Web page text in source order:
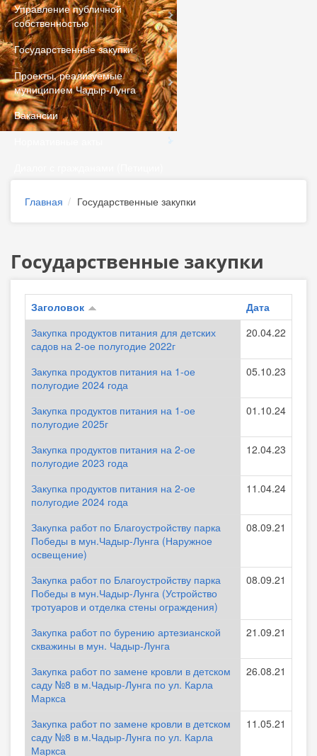
Управление публичной
собственностью
Государственные закупки
Проекты, реализуемые
муниципием Чадыр-Лунга
Вакансии
Главная Государственные закупки
Государственные закупки
Заголовок
Дата
Закупка продуктов питания для детских
садов на 2-ое полугодие 2022г
20.04.22
Закупка продуктов питания на 1-ое
полугодие 2024 года
05.10.23
Закупка продуктов питания на 1-ое
полугодие 2025г
01.10.24
Закупка продуктов питания на 2-ое
полугодие 2023 года
12.04.23
Закупка продуктов питания на 2-ое
полугодие 2024 года
11.04.24
Закупка работ по Благоустройству парка
Победы в мун.Чадыр-Лунга (Наружное
освещение)
08.09.21
Закупка работ по Благоустройству парка
Победы в мун.Чадыр-Лунга (Устройство
тротуаров и отделка стены ограждения)
08.09.21
Закупка работ по бурению артезианской
скважины в мун. Чадыр-Лунга
21.09.21
Закупка работ по замене кровли в детском
саду №8 в м.Чадыр-Лунга по ул. Карла
Маркса
26.08.21
Закупка работ по замене кровли в детском
саду №8 в м.Чадыр-Лунга по ул. Карла
Маркса
11.05.21